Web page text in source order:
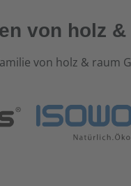
von holz &
von holz & raum